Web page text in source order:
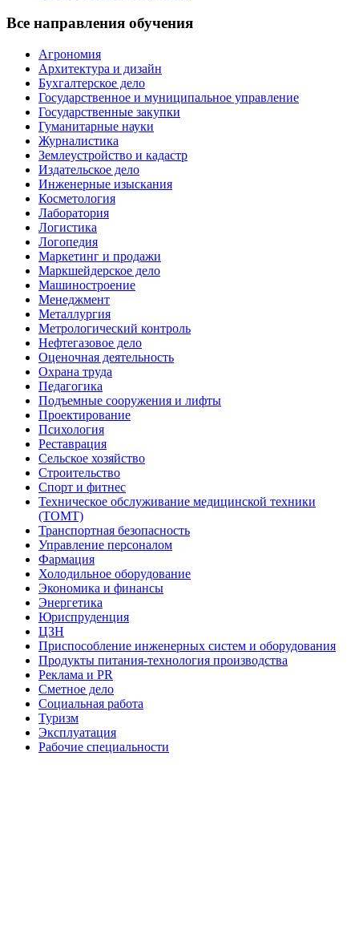
Все направления обучения
Агрономия
Архитектура и дизайн
Бухгалтерское дело
Государственное и муниципальное управление
Государственные закупки
Гуманитарные науки
Журналистика
Землеустройство и кадастр
Издательское дело
Инженерные изыскания
Косметология
Лаборатория
Логистика
Логопедия
Маркетинг и продажи
Маркшейдерское дело
Машиностроение
Менеджмент
Металлургия
Метрологический контроль
Нефтегазовое дело
Оценочная деятельность
Охрана труда
Педагогика
Подъемные сооружения и лифты
Проектирование
Психология
Реставрация
Сельское хозяйство
Строительство
Спорт и фитнес
Техническое обслуживание медицинской техники
(ТОМТ)
Транспортная безопасность
Управление персоналом
Фармация
Холодильное оборудование
Экономика и финансы
Энергетика
Юриспруденция
ЦЗН
Приспособление инженерных систем и оборудования
Продукты питания-технология производства
Реклама и PR
Сметное дело
Социальная работа
Туризм
Эксплуатация
Рабочие специальности